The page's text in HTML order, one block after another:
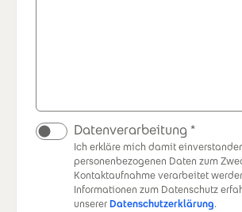
Datenverarbeitung
Ich erkläre mich damit
personenbezogenen Daten zum
Kontaktaufnahme verarbeitet
Informationen zum Datenschutz
unsererDatenschutzerklärung.